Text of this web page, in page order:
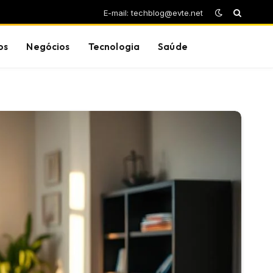
E-mail: techblog@evte.net
Negócios Tecnologia Saúde